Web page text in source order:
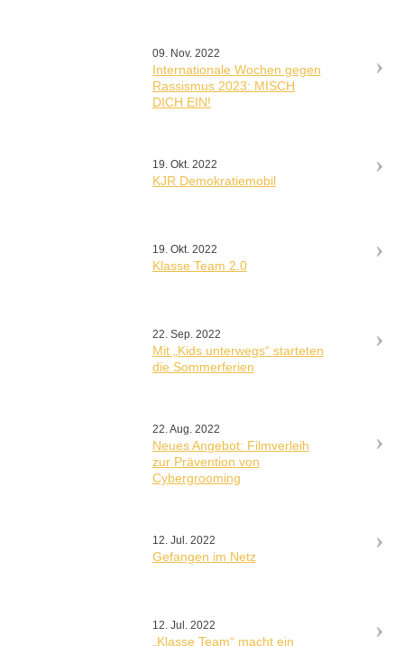
09. Nov. 2022
Internationale Wochen gegen
Rassismus 2023: MISCH
DICH EIN!
19. Okt. 2022
KJR Demokratiemobil
19. Okt. 2022
Klasse Team 2.0
22. Sep. 2022
Mit „Kids unterwegs“ starteten
die Sommerferien
22. Aug. 2022
Neues Angebot: Filmverleih
zur Prävention von
Cybergrooming
12. Jul. 2022
Gefangen im Netz
12. Jul. 2022
„Klasse Team“ macht ein